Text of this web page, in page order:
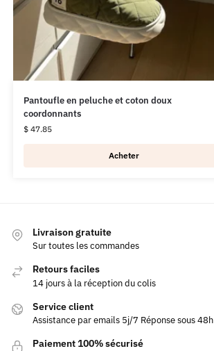
Pantoufle en peluche et coton doux
coordonnants
$47.85
Acheter
Livraison gratuite
Sur toutes les commandes
Retours faciles
14 jours à la réception du colis
Service client
Assistance par emails 5j/7 Réponse sous 48h
Paiement 100% sécurisé